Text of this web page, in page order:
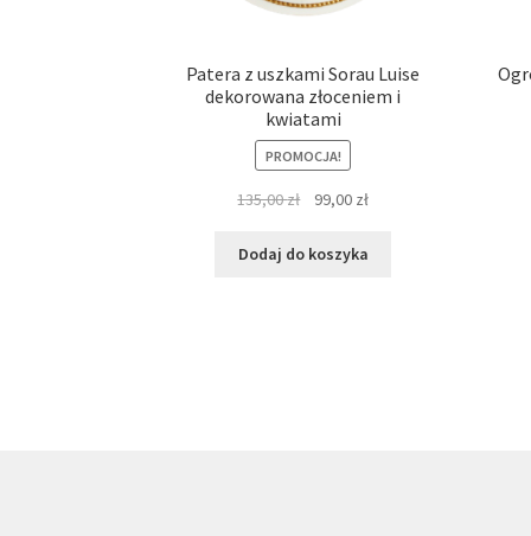
Patera z uszkami Sorau Luise
dekorowana złoceniem i
kwiatami
PROMOCJA!
135,00zł
Pierwotna
wynosiła:
99,00 złAktualna
wynosi:
Dodaj do koszyka